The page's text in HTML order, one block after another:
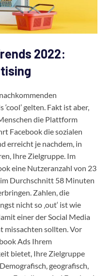
2022:
gelten. Fakt ist aber,
die Plattform
Facebook die sozialen
erreicht je nachdem, in
Ihre Zielgruppe. Im
eine Nutzeranzahl von 23
Durchschnitt 58 Minuten
Zahlen, die
nicht so ‚out‘ ist wie
einer der Social Media
missachten sollten. Vor
Ads Ihrem
bietet, Ihre Zielgruppe
geografisch,